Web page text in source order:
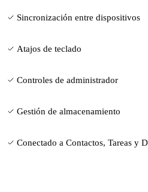
Sincronización entre dispositivos
Atajos de teclado
Controles de administrador
Gestión de almacenamiento
Conectado a Contactos, Tareas y